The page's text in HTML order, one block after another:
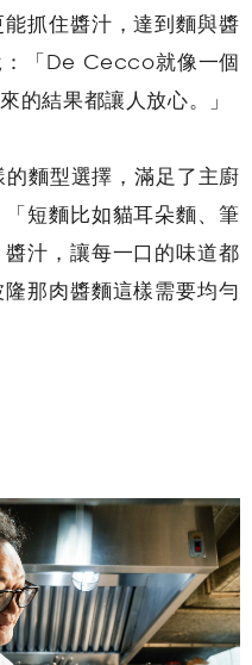
抓住醬汁，達到麵與醬
：「De Cecco就像一個
的結果都讓人放心。」
麵型選擇，滿足了主廚
短麵比如貓耳朵麵、筆
汁，讓每一口的味道都
那肉醬麵這樣需要均勻